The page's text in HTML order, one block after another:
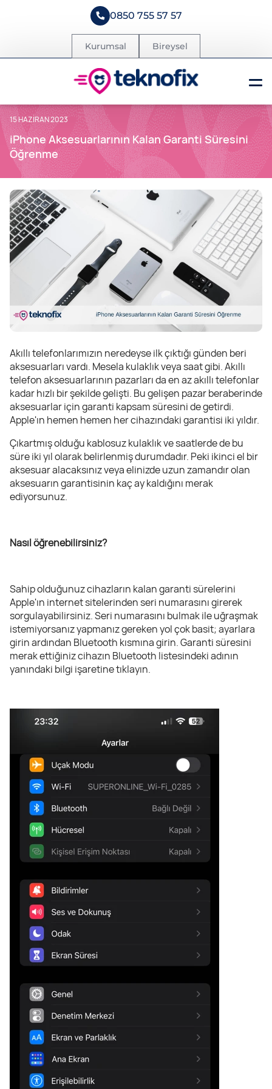
0850 755 57 57
Kurumsal Bireysel
15 HAZIRAN 2023
iPhone Aksesuarlarının Kalan Garanti Süresini
Öğrenme
Akıllı telefonlarımızın neredeyse ilk çıktığı günden beri
aksesuarları vardı. Mesela kulaklık veya saat gibi. Akıllı
telefon aksesuarlarının pazarları da en az akıllı telefonlar
kadar hızlı bir şekilde gelişti. Bu gelişen pazar beraberinde
aksesuarlar için garanti kapsam süresini de getirdi.
Apple'ın hemen hemen her cihazındaki garantisi iki yıldır.
Çıkartmış olduğu kablosuz kulaklık ve saatlerde de bu
süre iki yıl olarak belirlenmiş durumdadır. Peki ikinci el bir
aksesuar alacaksınız veya elinizde uzun zamandır olan
aksesuarın garantisinin kaç ay kaldığını merak
ediyorsunuz.
Nasıl öğrenebilirsiniz?
Sahip olduğunuz cihazların kalan garanti sürelerini
Apple'ın internet sitelerinden seri numarasını girerek
sorgulayabilirsiniz. Seri numarasını bulmak ile uğraşmak
istemiyorsanız yapmanız gereken yol çok basit; ayarlara
girin ardından Bluetooth kısmına girin. Garanti süresini
merak ettiğiniz cihazın Bluetooth listesindeki adının
yanındaki bilgi işaretine tıklayın.